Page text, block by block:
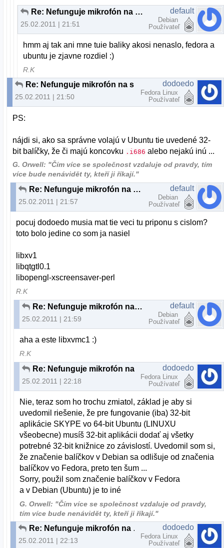
Re: Nefunguje mikrofón na skype
25.02.2011 | 21:51
default
Debian
Používateľ
hmm aj tak ani mne tuie baliky akosi nenaslo, fedora a
ubuntu je zjavne rozdiel :)
R.K
25.02.2011 | 21:50
dodoedo
Fedora Linux
Používateľ
PS:
nájdi si, ako sa správne volajú v Ubuntu tie uvedené 32-
bit balíčky, že či majú koncovku .i686 alebo nejakú inú ...
G. Orwell: "Čím více se společnost vzdaluje od pravdy, tím
více bude nenávidět ty, kteří ji říkají."
Re: Nefunguje mikrofón na skype
25.02.2011 | 21:57
default
Debian
Používateľ
pocuj dodoedo musia mat tie veci tu priponu s cislom?
toto bolo jedine co som ja nasiel
libxv1
libqtgtl0.1
libopengl-xscreensaver-perl
R.K
Re: Nefunguje mikrofón na skype
25.02.2011 | 21:59
default
Debian
Používateľ
aha a este libxvmc1 :)
R.K
25.02.2011 | 22:18
dodoedo
Fedora Linux
Používateľ
Nie, teraz som ho trochu zmiatol, základ je aby si
uvedomil riešenie, že pre fungovanie (iba) 32-bit
aplikácie SKYPE vo 64-bit Ubuntu (LINUXU
všeobecne) musíš 32-bit aplikácii dodať aj všetky
potrebné 32-bit knižnice zo závislostí. Uvedomil som si,
že značenie balíčkov v Debian sa odlišuje od značenia
balíčkov vo Fedora, preto ten šum ...
Sorry, použil som značenie balíčkov v Fedora
a v Debian (Ubuntu) je to iné
G. Orwell: "Čím více se společnost vzdaluje od pravdy,
tím více bude nenávidět ty, kteří ji říkají."
Re: Nefunguje mikrofón na skype
25.02.2011 | 22:13
dodoedo
Fedora Linux
Používateľ